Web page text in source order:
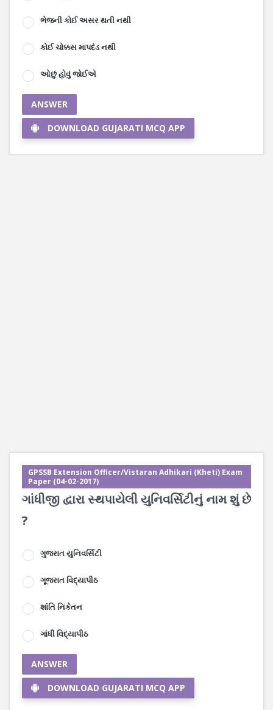
ભેજની કોઈ અસર થતી નથી
કોઈ ચોક્કસ માપદંડ નથી
ઓછું હોવું જોઈએ
ANSWER
DOWNLOAD GUJARATI MCQ APP
GPSSB Extension Officer/Vistaran Adhikari (Kheti) Exam
Paper (04-02-2017)
ગાંધીજી દ્વારા સ્થપાયેલી યુનિવર્સિટીનું નામ શું છે
?
ગુજરાત યુનિવર્સિટી
ગૂજરાત વિદ્યાપીઠ
શાંતિ નિકેતન
ગાંધી વિદ્યાપીઠ
ANSWER
DOWNLOAD GUJARATI MCQ APP